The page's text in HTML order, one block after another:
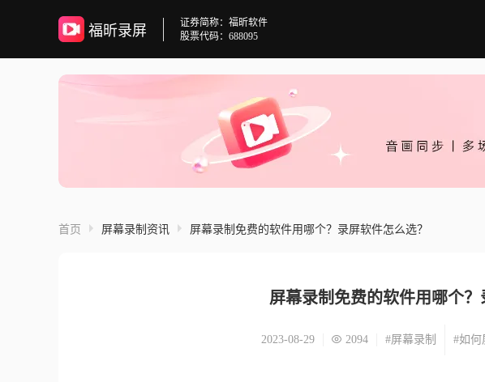
福昕录屏
证券简称：福昕软件
股票代码：688095
首页 屏幕录制资讯 屏幕录制免费的软件用哪个？录屏软件怎么选？
屏幕录制免费的软件用哪个？
2023-08-29 2094 #屏幕录制 #如何